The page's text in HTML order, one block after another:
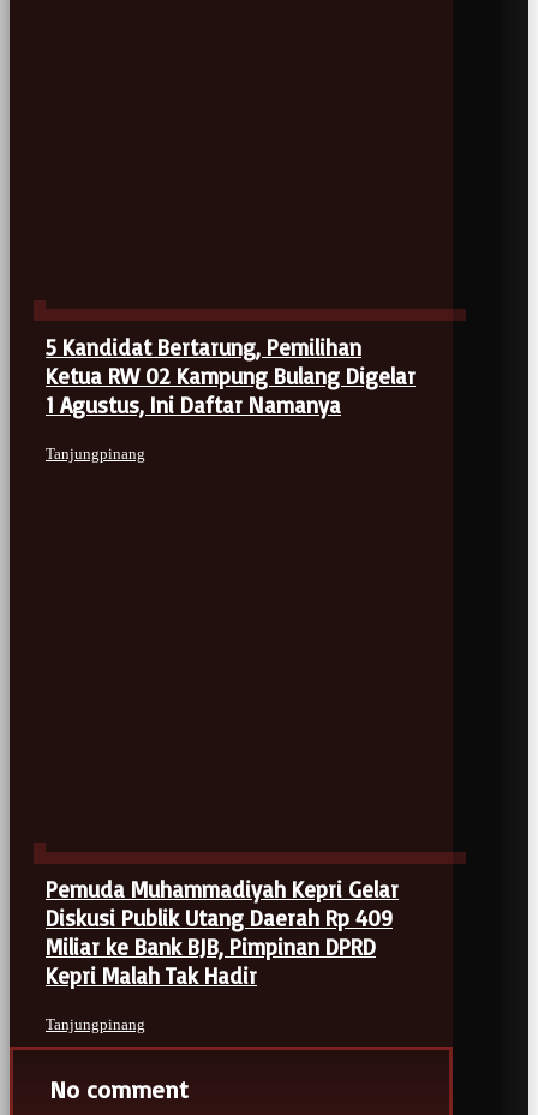
5 Kandidat Bertarung, Pemilihan
Ketua RW 02 Kampung Bulang Digelar
1 Agustus, Ini Daftar Namanya
Tanjungpinang
Pemuda Muhammadiyah Kepri Gelar
Diskusi Publik Utang Daerah Rp 409
Miliar ke Bank BJB, Pimpinan DPRD
Kepri Malah Tak Hadir
Tanjungpinang
No comment